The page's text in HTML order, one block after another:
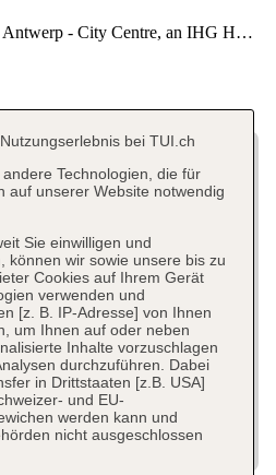
bei TUI.ch
Technologien, die für
auf unserer Website notwendig
Sie einwilligen und
können wir sowie unsere bis zu
Cookies auf Ihrem Gerät
verwenden und
[z. B. IP-Adresse] von Ihnen
um Ihnen auf oder neben
Inhalte vorzuschlagen
durchzuführen. Dabei
in Drittstaaten [z.B. USA]
und EU-
werden kann und
nicht ausgeschlossen